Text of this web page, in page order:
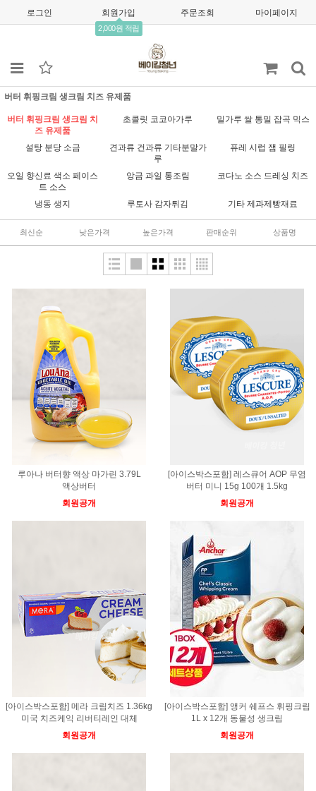
로그인 회원가입
2,000원 적립
주문조회 마이페이지
버터 휘핑크림 생크림 치즈 유제품
버터 휘핑크림 생크림 치
즈 유제품
초콜릿 코코아가루 밀가루 쌀 통밀 잡곡 믹스
설탕 분당 소금
견과류 건과류 기타분말가
루
퓨레 시럽 잼 필링
오일 향신료 색소 페이스
트 소스
앙금 과일 통조림 코다노 소스 드레싱 치즈
냉동 생지 루토사 감자튀김 기타 제과제빵재료
최신순 낮은가격 높은가격 판매순위 상품명
루아나 버터향 액상 마가린 3.79L
액상버터
회원공개
[아이스박스포함] 레스큐어 AOP 무염
버터 미니 15g 100개 1.5kg
회원공개
[아이스박스포함] 메라 크림치즈 1.36kg
미국 치즈케익 리버티레인 대체
회원공개
[아이스박스포함] 앵커 쉐프스 휘핑크림
1L x 12개 동물성 생크림
회원공개